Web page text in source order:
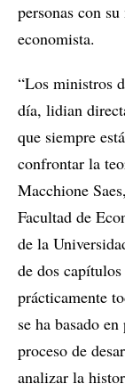
personas con
economista.
“Los ministros
día, lidian
que siempre
confrontar la
Macchione
Facultad de
de la
de dos
prácticamente
se ha basado
proceso de
analizar la